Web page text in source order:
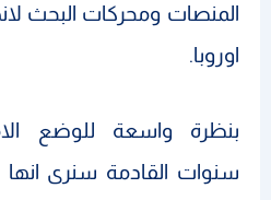
المنصات ومحركات البحث
اوروبا.
بنظرة واسعة للوضع
سنوات القادمة سنرى